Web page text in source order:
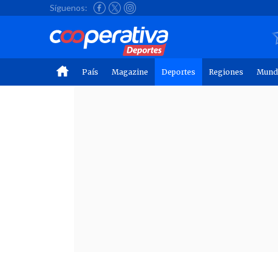
Síguenos:
País Magazine Deportes Regiones